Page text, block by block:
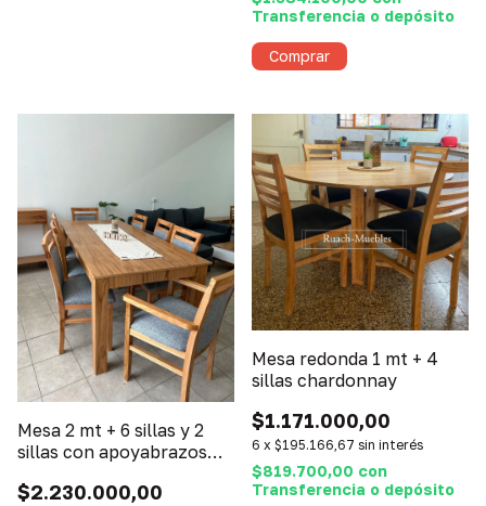
Transferencia o depósito
Mesa 2 mt + 6 sillas y 2
sillas con apoyabrazos
$2.230.000,00
Mesa redonda 1 mt + 4
sillas chardonnay
$1.171.000,00
6 x $195.166,67 sin interés
$819.700,00 con
Transferencia o depósito